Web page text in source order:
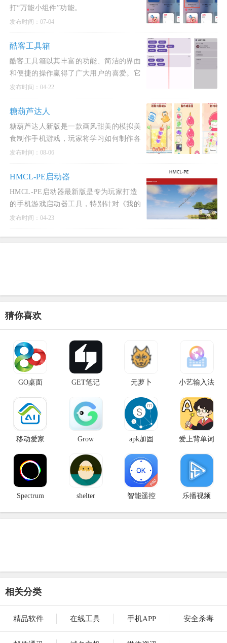
打“万能小组件”功能。
发布时间：07-04
酷客工具箱
酷客工具箱以其丰富的功能、简洁的界面
和便捷的操作赢得了广大用户的喜爱。它
不仅能够帮助用户轻松解决手机使用过程
发布时间：04-22
糖葫芦达人
糖葫芦达人新版是一款画风甜美的模拟美
食制作手机游戏，玩家将学习如何制作各
式各样诱人的糖葫芦。
发布时间：08-06
HMCL-PE启动器
HMCL-PE启动器最新版是专为玩家打造
的手机游戏启动器工具，特别针对《我的
世界》游戏而设计。
发布时间：04-23
猜你喜欢
GO桌面 GET笔记 元萝卜 小艺输入法
移动爱家 Grow apk加固 爱上背单词
Spectrum shelter 智能遥控 乐播视频
相关分类
精品软件 在线工具 手机APP 安全杀毒